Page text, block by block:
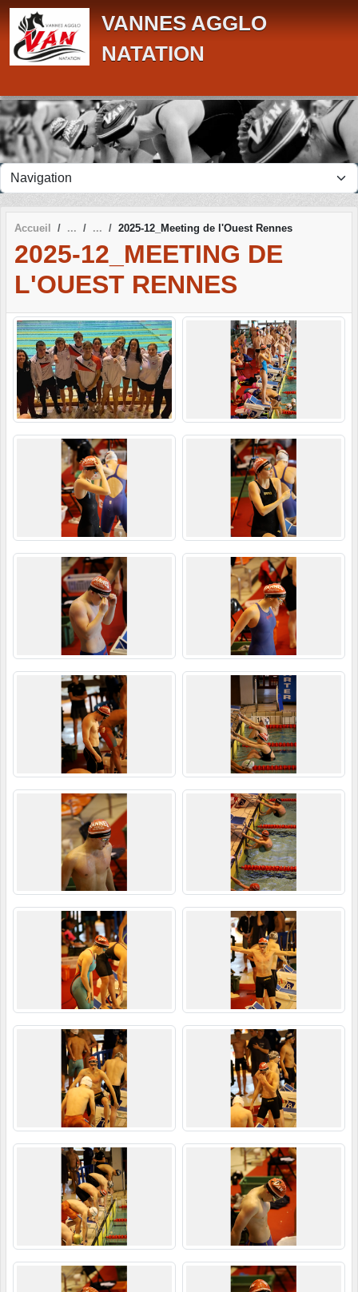
VANNES AGGLO
NATATION
Accueil 2025-12_Meeting de l'Ouest Rennes
2025-12_MEETING DE
L'OUEST RENNES
Panneau de gestion des cookies